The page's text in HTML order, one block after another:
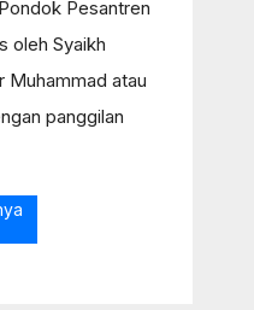
Pesantren
oleh Syaikh
Muhammad atau
panggilan